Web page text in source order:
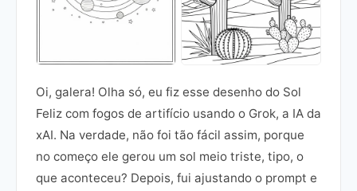
Oi, galera! Olha só, eu fiz esse desenho do Sol
Feliz com fogos de artifício usando o Grok, a IA da
xAI. Na verdade, não foi tão fácil assim, porque
no começo ele gerou um sol meio triste, tipo, o
que aconteceu? Depois, fui ajustando o prompt e